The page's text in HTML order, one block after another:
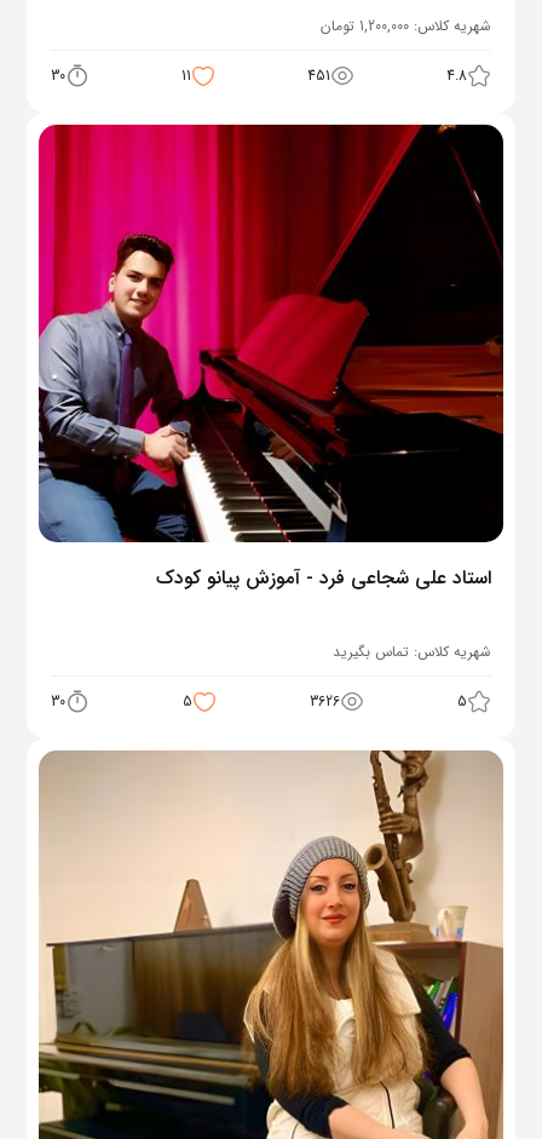
شهریه کلاس: 1,200,000 تومان
4.8
451
11
30
استاد علی شجاعی فرد - آموزش پیانو کودک
شهریه کلاس: تماس بگیرید
5
3626
5
30